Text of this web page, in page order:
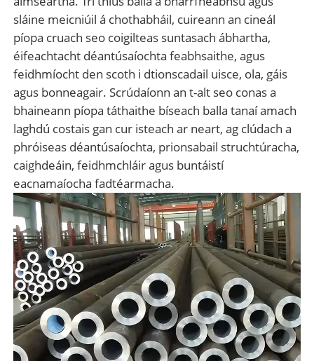
sláine meicniúil á chothabháil, cuireann an cineál
píopa cruach seo coigilteas suntasach ábhartha,
éifeachtacht déantúsaíochta feabhsaithe, agus
feidhmíocht den scoth i dtionscadail uisce, ola, gáis
agus bonneagair. Scrúdaíonn an t-alt seo conas a
bhaineann píopa táthaithe bíseach balla tanaí amach
laghdú costais gan cur isteach ar neart, ag clúdach a
phróiseas déantúsaíochta, prionsabail struchtúracha,
caighdeáin, feidhmchláir agus buntáistí
eacnamaíocha fadtéarmacha.